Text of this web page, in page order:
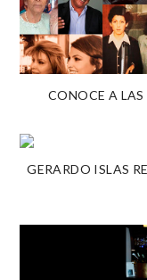
CONOCE A
GERARDO ISLAS